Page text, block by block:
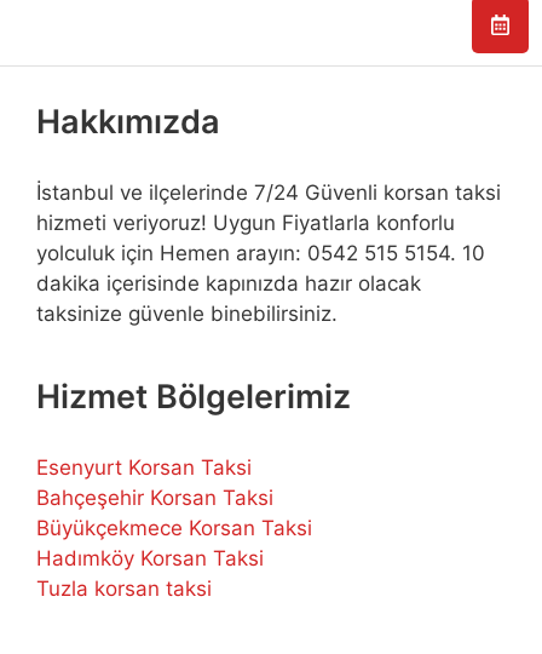
Hakkımızda
İstanbul ve ilçelerinde 7/24 Güvenli korsan taksi
hizmeti veriyoruz! Uygun Fiyatlarla konforlu
yolculuk için Hemen arayın: 0542 515 5154. 10
dakika içerisinde kapınızda hazır olacak
taksinize güvenle binebilirsiniz.
Hizmet Bölgelerimiz
Esenyurt Korsan Taksi
Bahçeşehir Korsan Taksi
Büyükçekmece Korsan Taksi
Hadımköy Korsan Taksi
Tuzla korsan taksi